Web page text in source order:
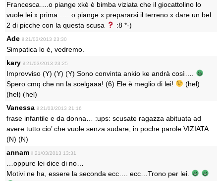
Francesca….o piange xkè è bimba viziata che il giocattolino lo
vuole lei x prima……o piange x prepararsi il terreno x dare un bel
2 di picche con la questa scusa
:8 *-)
Ade il 21/03/2013 23:30
Simpatica lo è, vedremo.
kary il 21/03/2013 23:25
Improvviso (Y) (Y) (Y) Sono convinta ankio ke andrà così….
Spero cmq che nn la scelgaaa! (6) Ele è meglio di lei!
(hel)
(hel) (hel)
Vanessa il 21/03/2013 21:16
frase infantile e da donna… :ups: scusate ragazza abituata ad
avere tutto cio’ che vuole senza sudare, in poche parole VIZIATA
(N) (N)
annam il 21/03/2013 13:31
…oppure lei dice di no…
Motivi ne ha, essere la seconda ecc…. ecc…Trono per lei.